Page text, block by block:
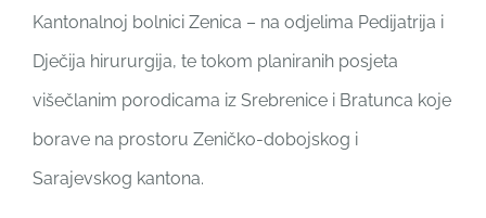
Kantonalnoj bolnici Zenica – na odjelima Pedijatrija i
Dječija hirururgija, te tokom planiranih posjeta
višečlanim porodicama iz Srebrenice i Bratunca koje
borave na prostoru Zeničko-dobojskog i
Sarajevskog kantona.